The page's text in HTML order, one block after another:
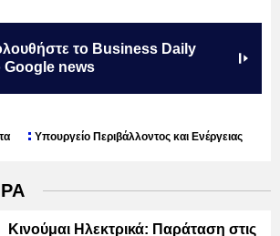
το Business Daily
Google news
Υπουργείο Περιβάλλοντος και Ενέργειας
Κινούμαι Ηλεκτρικά: Παράταση στις